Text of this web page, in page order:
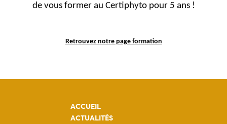
de vous former au Certiphyto pour 5 ans !
Retrouvez notre page formation
ACCUEIL
ACTUALITÉS